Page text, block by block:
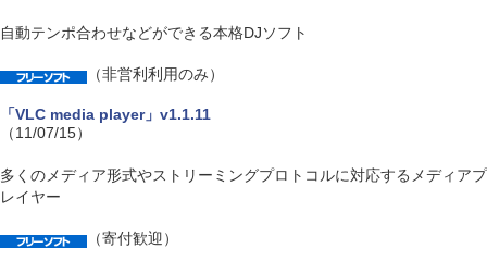
自動テンポ合わせなどができる本格DJソフト
（非営利利用のみ）
「VLC media player」v1.1.11
（11/07/15）
多くのメディア形式やストリーミングプロトコルに対応するメディアプ
レイヤー
（寄付歓迎）